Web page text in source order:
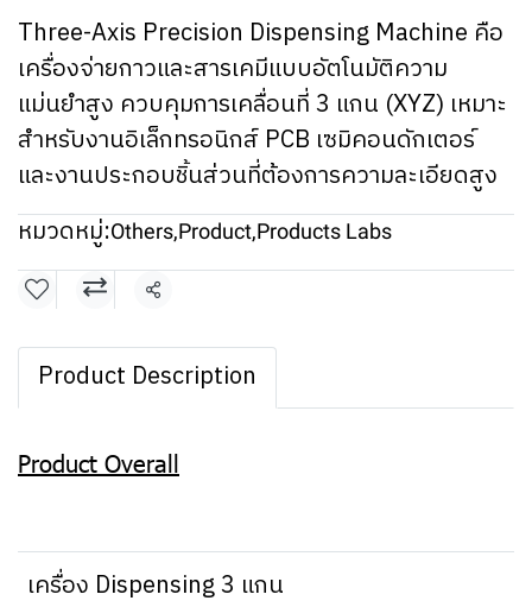
Three-Axis Precision Dispensing Machine คือ
เครื่องจ่ายกาวและสารเคมีแบบอัตโนมัติความ
แม่นยำสูง ควบคุมการเคลื่อนที่ 3 แกน (XYZ) เหมาะ
สำหรับงานอิเล็กทรอนิกส์ PCB เซมิคอนดักเตอร์
และงานประกอบชิ้นส่วนที่ต้องการความละเอียดสูง
หมวดหมู่:Others,Product,Products Labs
แชร์
Product Description
Product Overall
เครื่อง Dispensing 3 แกน